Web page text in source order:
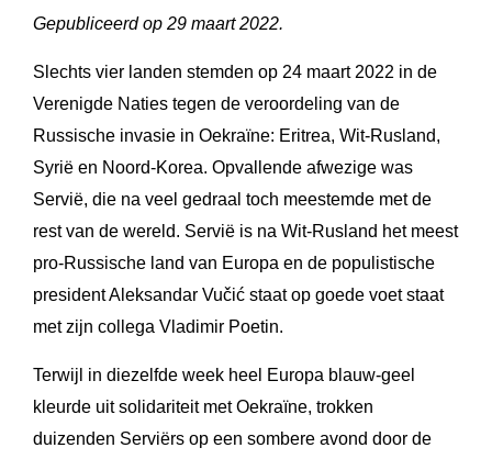
Gepubliceerd op 29 maart 2022.
Slechts vier landen stemden op 24 maart 2022 in de
Verenigde Naties tegen de veroordeling van de
Russische invasie in Oekraïne: Eritrea, Wit-Rusland,
Syrië en Noord-Korea. Opvallende afwezige was
Servië, die na veel gedraal toch meestemde met de
rest van de wereld. Servië is na Wit-Rusland het meest
pro-Russische land van Europa en de populistische
president Aleksandar Vučić staat op goede voet staat
met zijn collega Vladimir Poetin.
Terwijl in diezelfde week heel Europa blauw-geel
kleurde uit solidariteit met Oekraïne, trokken
duizenden Serviërs op een sombere avond door de